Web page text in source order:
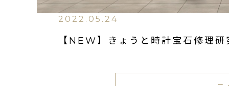
2022.05.24
【NEW】きょうと時計宝石修理